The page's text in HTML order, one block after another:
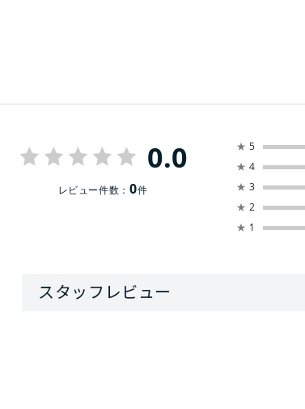
0.0
レビュー件数：0件
★ 5
★ 4
★ 3
★ 2
★ 1